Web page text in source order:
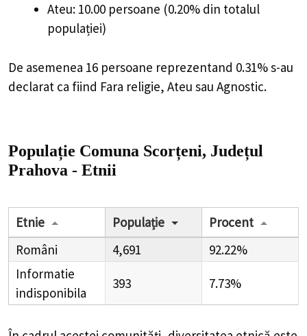
Ateu: 10.00 persoane (0.20% din totalul
populației)
De asemenea 16 persoane reprezentand 0.31% s-au
declarat ca fiind Fara religie, Ateu sau Agnostic.
Populație Comuna Scorțeni, Județul
Prahova - Etnii
Etnie Populație
Procent
Români
4,691
92.22%
Informatie
indisponibila
393 7.73%